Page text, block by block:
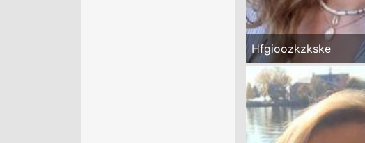
Hfgioozkzkske